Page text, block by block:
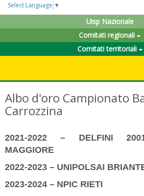
Select Language ▼
Uisp Nazionale
Comitati regionali
Comitati territoriali
Albo d'oro Campionato
Carrozzina
2021-2022 – DELFINI
MAGGIORE
2022-2023 – UNIPOLSAI
2023-2024 – NPIC RIETI